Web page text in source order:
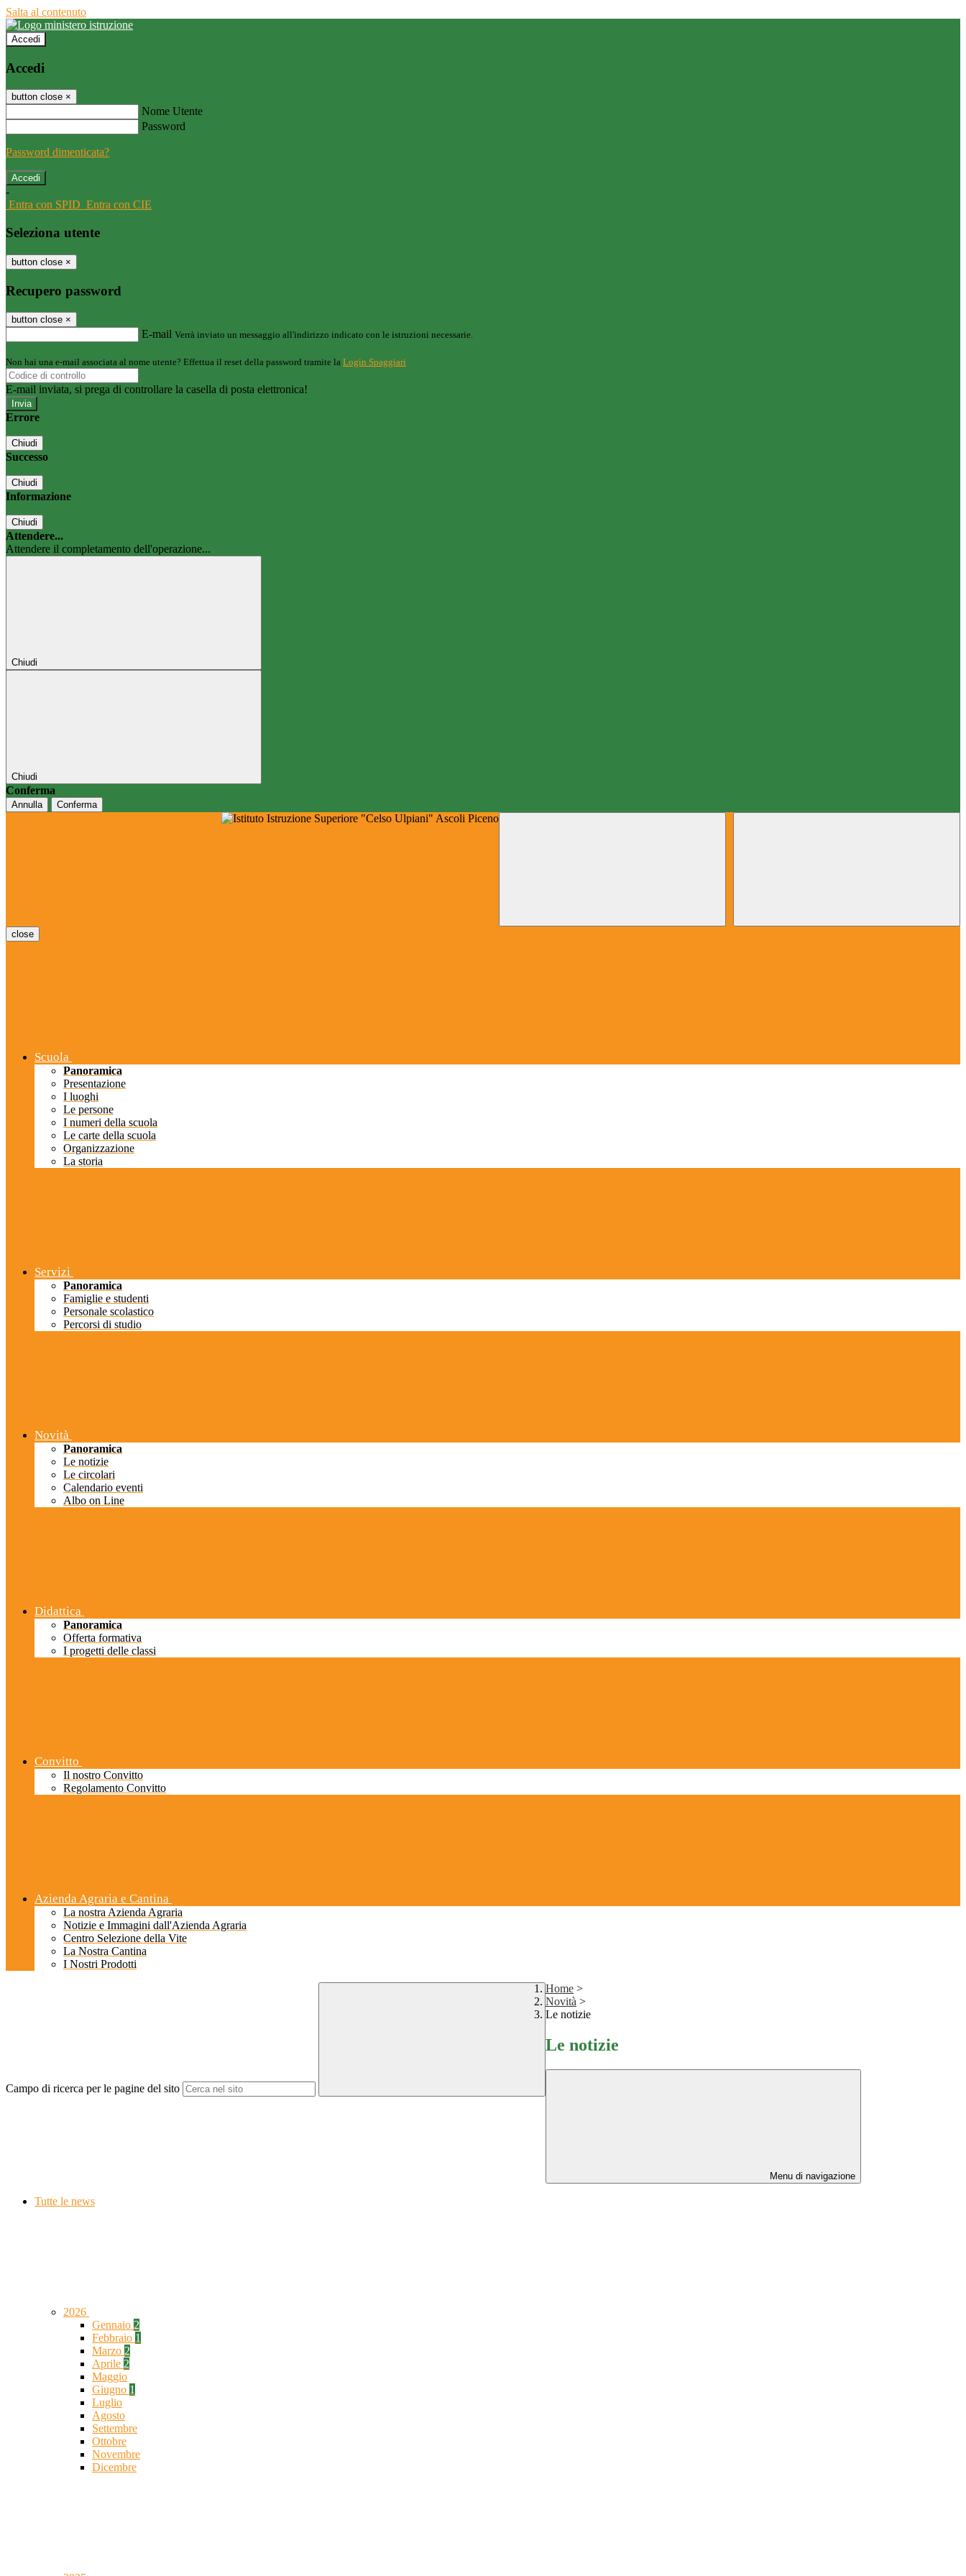
Salta al contenuto
Accedi
Accedi
button close ×
Nome Utente
Password
Password dimenticata?
-
Entra con SPID Entra con CIE
Seleziona utente
button close ×
Recupero password
button close ×
E-mail Verrà inviato un messaggio all'indirizzo indicato con le istruzioni necessarie.
Non hai una e-mail associata al nome utente? Effettua il reset della password tramite la Login Spaggiari
E-mail inviata, si prega di controllare la casella di posta elettronica!
Errore
Chiudi
Successo
Chiudi
Informazione
Chiudi
Attendere...
Attendere il completamento dell'operazione...
Chiudi
Chiudi
Conferma
Annulla Conferma
close
Scuola
Panoramica
Presentazione
I luoghi
Le persone
I numeri della scuola
Le carte della scuola
Organizzazione
La storia
Servizi
Panoramica
Famiglie e studenti
Personale scolastico
Percorsi di studio
Novità
Panoramica
Le notizie
Le circolari
Calendario eventi
Albo on Line
Didattica
Panoramica
Offerta formativa
I progetti delle classi
Convitto
Il nostro Convitto
Regolamento Convitto
Azienda Agraria e Cantina
La nostra Azienda Agraria
Notizie e Immagini dall'Azienda Agraria
Centro Selezione della Vite
La Nostra Cantina
I Nostri Prodotti
Campo di ricerca per le pagine del sito
Home >
Novità >
Le notizie
Le notizie
Menu di navigazione
Tutte le news
2026
Gennaio 2
Febbraio 1
Marzo 2
Aprile 2
Maggio
Giugno 1
Luglio
Agosto
Settembre
Ottobre
Novembre
Dicembre